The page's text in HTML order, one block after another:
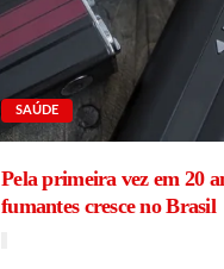
SAÚDE
Pela primeira vez em 20
fumantes cresce no Brasil